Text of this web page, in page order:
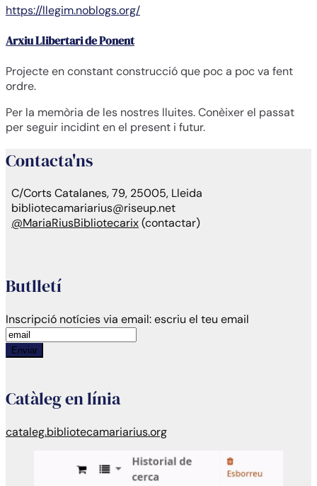
https://llegim.noblogs.org/
Arxiu Llibertari de Ponent
Projecte en constant construcció que poc a poc va fent
ordre.
Per la memòria de les nostres lluites. Conèixer el passat
per seguir incidint en el present i futur.
Contacta'ns
C/Corts Catalanes, 79, 25005, Lleida
bibliotecamariarius@riseup.net
@MariaRiusBibliotecarix(contactar)
Butlletí
Inscripció notícies via email:escriu el teu email
Enviar
Catàleg en línia
cataleg.bibliotecamariarius.org